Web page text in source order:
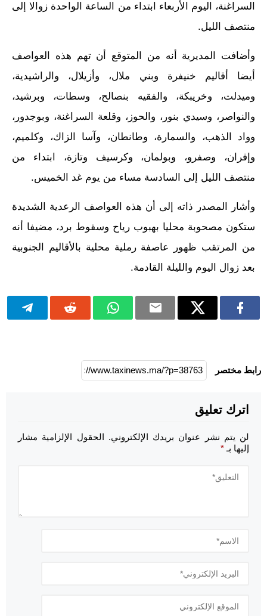
السراغنة، اليوم الأربعاء ابتداء من الساعة الواحدة زوالا إلى
منتصف الليل.
وأضافت المديرية أنه من المتوقع أن تهم هذه العواصف
أيضا أقاليم خنيفرة وبني ملال، وأزيلال، والراشيدية،
وميدلت، وخريبكة، والفقيه بنصالح، وسطات، وبرشيد،
والنواصر، وسيدي بنور، والحوز، وقلعة السراغنة، وبوجدور،
وواد الذهب، والسمارة، وطانطان، وآسا الزاك، وكلميم،
وإفران، وصفرو، وبولمان، وكرسيف وتازة، ابتداء من
منتصف الليل إلى السادسة مساء من يوم غد الخميس.
وأشار المصدر ذاته إلى أن هذه العواصف الرعدية الشديدة
ستكون مصحوبة محليا بهبوب رياح وسقوط برد، مضيفا أنه
من المرتقب ظهور عاصفة رملية محلية بالأقاليم الجنوبية
بعد زوال اليوم والليلة القادمة.
رابط مختصر
اترك تعليق
لن يتم نشر عنوان بريدك الإلكتروني. الحقول الإلزامية مشار
إليها بـ *